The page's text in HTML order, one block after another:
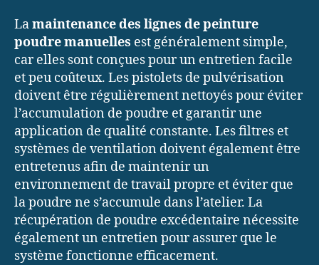
Lamaintenance des lignes de peinture
poudre manuelles est généralement simple,
car elles sont conçues pour un entretien facile
et peu coûteux. Les pistolets de pulvérisation
doivent être régulièrement nettoyés pour éviter
l’accumulation de poudre et garantir une
application de qualité constante. Les filtres et
systèmes de ventilation doivent également être
entretenus afin de maintenir un
environnement de travail propre et éviter que
la poudre ne s’accumule dans l’atelier. La
récupération de poudre excédentaire nécessite
également un entretien pour assurer que le
système fonctionne efficacement.